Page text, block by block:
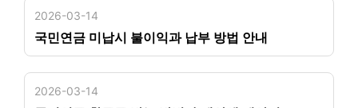
2026-03-14
국민연금 미납시 불이익과 납부 방법 안내
2026-03-14